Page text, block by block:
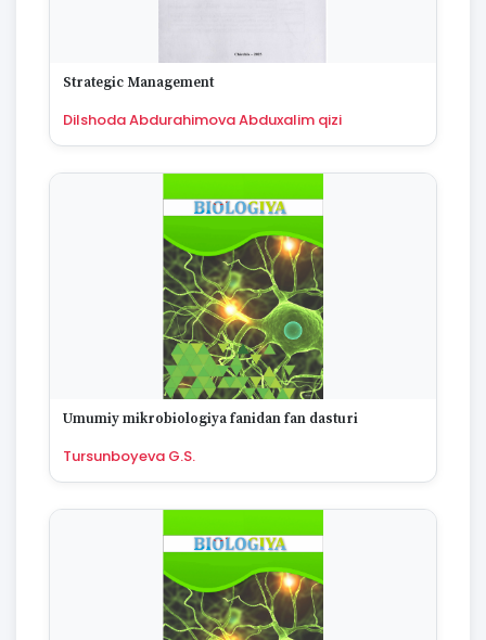
Strategic Management
Dilshoda Abdurahimova Abduxalim qizi
Umumiy mikrobiologiya fanidan fan dasturi
Tursunboyeva G.S.